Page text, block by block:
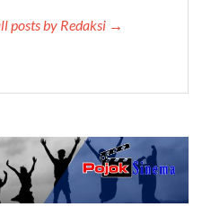
posts by Redaksi →